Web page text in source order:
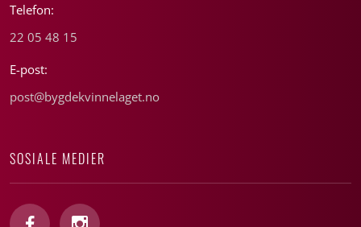
Telefon:
22 05 48 15
E-post:
post@bygdekvinnelaget.no
SOSIALE MEDIER